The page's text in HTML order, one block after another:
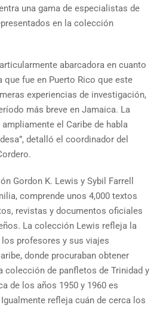
una gama de especialistas de
en la colección
abarcadora en cuanto
que fue en Puerto Rico que este
experiencias de investigación,
más breve en Jamaica. La
el Caribe de habla
detalló el coordinador del
Gordon K. Lewis y Sybil Farrell
comprende unos 4,000 textos
revistas y documentos oficiales
La colección Lewis refleja la
profesores y sus viajes
donde procuraban obtener
colección de panfletos de Trinidad y
de los años 1950 y 1960 es
refleja cuán de cerca los